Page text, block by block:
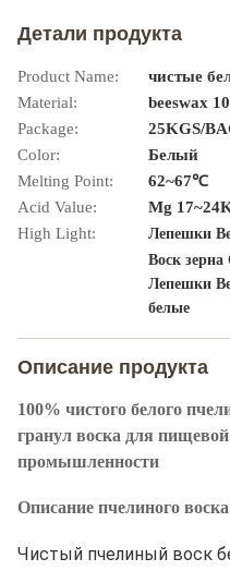
Детали продукта
Product Name:
чистые
Material:
beeswax
Package:
25KGS/
Color:
Белый
Melting Point:
62~67℃
Acid Value:
Mg
High Light:
Лепешки
Воск
Лепешки
белые
Описание продукта
100% чистого белого
гранул воска для
промышленности
Описание пчелиного
Чистый пчелиный воск